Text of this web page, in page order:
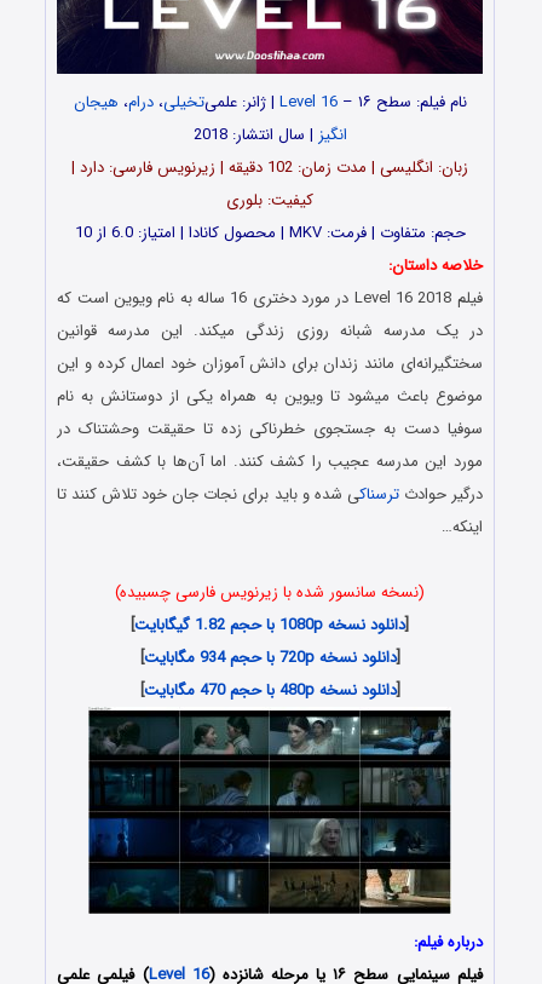
نام فیلم: سطح ۱۶ – Level 16 | ژانر: علمی‌تخیلی،درام، هیجان
انگیز | سال انتشار: 2018
زبان: انگلیسی | مدت زمان: 102 دقیقه | زیرنویس فارسی: دارد |
کیفیت: بلوری
حجم: متفاوت | فرمت: MKV | محصول کانادا | امتیاز: 6.0 از 10
خلاصه داستان:
فیلم Level 16 2018 در مورد دختری 16 ساله به نام ویوین است که
در یک مدرسه شبانه روزی زندگی میکند. این مدرسه قوانین
سختگیرانه‌ای مانند زندان برای دانش آموزان خود اعمال کرده و این
موضوع باعث میشود تا ویوین به همراه یکی از دوستانش به نام
سوفیا دست به جستجوی خطرناکی زده تا حقیقت وحشتناک در
مورد این مدرسه عجیب را کشف کنند. اما آن‌ها با کشف حقیقت،
درگیر حوادثترسناکی شده و باید برای نجات جان خود تلاش کنند تا
اینکه…
(نسخه سانسور شده با زیرنویس فارسی چسبیده)
[دانلود نسخه 1080p با حجم 1.82 گیگابایت
]
[دانلود نسخه 720p با حجم 934 مگابایت
]
[دانلود نسخه 480p با حجم 470 مگابایت ]
درباره فیلم:
فیلم سینمایی سطح ۱۶ یا مرحله شانزده (
Level 16) فیلمی علمی